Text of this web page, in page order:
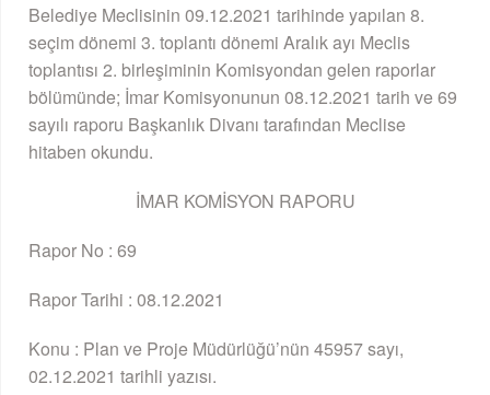
Belediye Meclisinin 09.12.2021 tarihinde yapılan 8.
seçim dönemi 3. toplantı dönemi Aralık ayı Meclis
toplantısı 2. birleşiminin Komisyondan gelen raporlar
bölümünde; İmar Komisyonunun 08.12.2021 tarih ve 69
sayılı raporu Başkanlık Divanı tarafından Meclise
hitaben okundu.
İMAR KOMİSYON RAPORU
Rapor No : 69
Rapor Tarihi : 08.12.2021
Konu : Plan ve Proje Müdürlüğü’nün 45957 sayı,
02.12.2021 tarihli yazısı.